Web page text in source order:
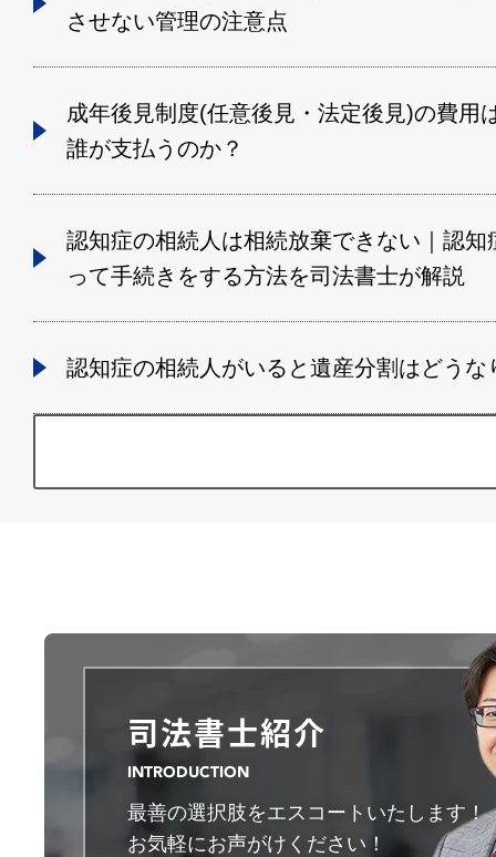
させない管理の注意点
成年後見制度(任意後見・法定後見)の費用
誰が支払うのか？
認知症の相続人は相続放棄できない｜認知
って手続きをする方法を司法書士が解説
認知症の相続人がいると遺産分割はどうな
司法書士紹介
INTRODUCTION
最善の選択肢をエスコートいたします！
お気軽にお声がけください！